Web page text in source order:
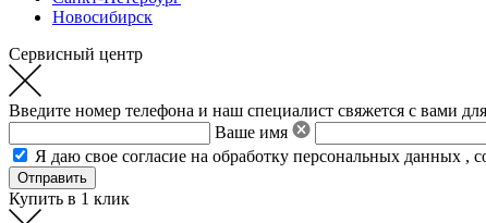
Новосибирск
Сервисный центр
Введите номер телефона и наш специалист свяжется с вами
Ваше имя
Я даю свое согласие на обработку персональных данных ,
Купить в 1 клик